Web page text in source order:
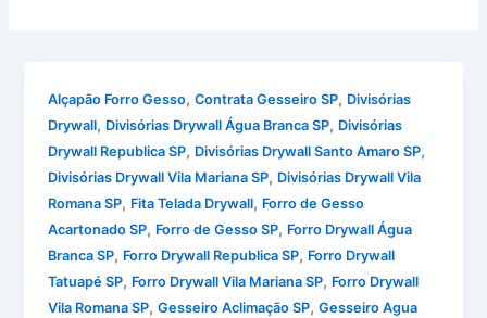
Alçapão Forro Gesso,Contrata Gesseiro SP, Divisórias
Drywall, Divisórias Drywall Água Branca SP, Divisórias
Drywall Republica SP, Divisórias Drywall Santo Amaro SP,
Divisórias Drywall Vila Mariana SP, Divisórias Drywall Vila
Romana SP, Fita Telada Drywall, Forro de Gesso
Acartonado SP, Forro de Gesso SP, Forro Drywall Água
Branca SP, Forro Drywall Republica SP, Forro Drywall
Tatuapé SP, Forro Drywall Vila Mariana SP, Forro Drywall
Vila Romana SP,Gesseiro Aclimação SP,Gesseiro Agua